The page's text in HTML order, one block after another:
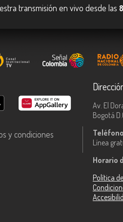
transmisión en vivo desde las
y condiciones
Av. El
Bogotá
Línea
Horario
Política